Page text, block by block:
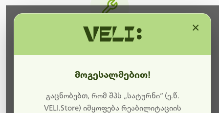
ბოდიშს გიხდით შეფერხებისთვის. ამჟამად
მიმდინარეობს საიტის განახლება და ტექნიკური
სამუშაოები.
მოგესალმებით!
გაცნობებთ, რომ შპს „სატურნი“ (ე.წ.
VELI.Store) იმყოფება რეაბილიტაციის
×